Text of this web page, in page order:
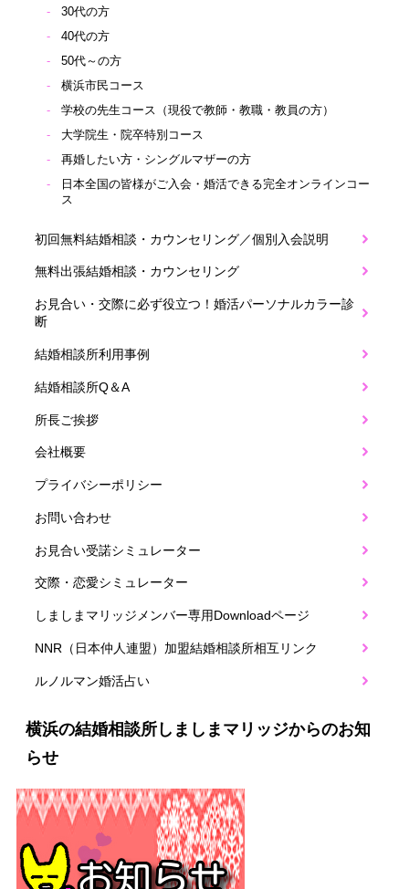
30代の方
40代の方
50代～の方
横浜市民コース
学校の先生コース（現役で教師・教職・教員の方）
大学院生・院卒特別コース
再婚したい方・シングルマザーの方
日本全国の皆様がご入会・婚活できる完全オンラインコー
ス
初回無料結婚相談・カウンセリング／個別入会説明
無料出張結婚相談・カウンセリング
お見合い・交際に必ず役立つ！婚活パーソナルカラー診
断
結婚相談所利用事例
結婚相談所Q＆A
所長ご挨拶
会社概要
プライバシーポリシー
お問い合わせ
お見合い受諾シミュレーター
交際・恋愛シミュレーター
しましまマリッジメンバー専用Downloadページ
NNR（日本仲人連盟）加盟結婚相談所相互リンク
ルノルマン婚活占い
横浜の結婚相談所しましまマリッジからのお知
らせ